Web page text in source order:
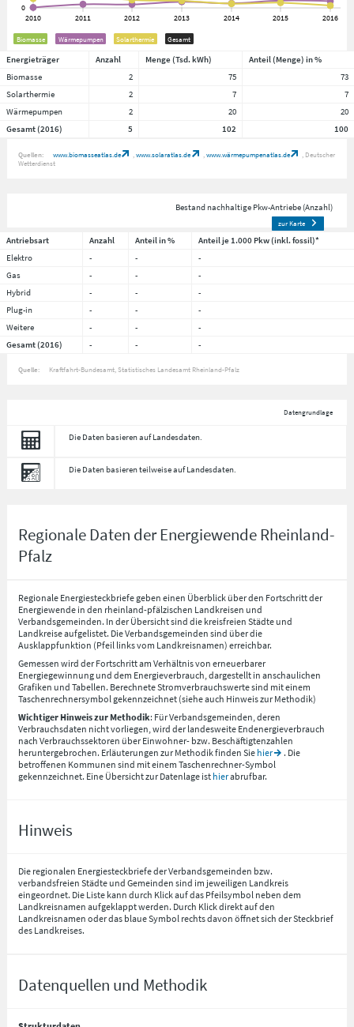
Biomasse Wärmepumpen Solarthermie Gesamt
Energieträger Anzahl Menge (Tsd. kWh)
Anteil (Menge) in %
Biomasse
2 75
73
Solarthermie
2 7
7
Wärmepumpen
2 20
20
Gesamt (2016)
5 102 100
Quellen: www.biomasseatlas.de www.solaratlas.de www.wärmepumpenatlas.de
Deutscher
Wetterdienst
Bestand nachhaltige Pkw-Antriebe (Anzahl)
zur Karte
Antriebsart Anzahl Anteil in %
Anteil je 1.000 Pkw (inkl. fossil)*
Elektro
- -
-
Gas
- -
-
Hybrid
- -
-
Plug-in
- -
-
Weitere
- -
-
Gesamt (2016)
- - -
Quelle: Kraftfahrt-Bundesamt, Statistisches Landesamt Rheinland-Pfalz
Datengrundlage
Die Daten basieren auf Landesdaten.
Die Daten basieren teilweise auf Landesdaten.
Regionale Daten der Energiewende Rheinland-
Pfalz
Regionale Energiesteckbriefe geben einen Überblick über den Fortschritt der
Energiewende in den rheinland-pfälzischen Landkreisen und
Verbandsgemeinden. In der Übersicht sind die kreisfreien Städte und
Landkreise aufgelistet. Die Verbandsgemeinden sind über die
Ausklappfunktion (Pfeil links vom Landkreisnamen) erreichbar.
Gemessen wird der Fortschritt am Verhältnis von erneuerbarer
Energiegewinnung und dem Energieverbrauch, dargestellt in anschaulichen
Grafiken und Tabellen. Berechnete Stromverbrauchswerte sind mit einem
Taschenrechnersymbol gekennzeichnet (siehe auch Hinweis zur Methodik)
Wichtiger Hinweis zur Methodik: Für Verbandsgemeinden, deren
Verbrauchsdaten nicht vorliegen, wird der landesweite Endenergieverbrauch
nach Verbrauchssektoren über Einwohner- bzw. Beschäftigtenzahlen
heruntergebrochen. Erläuterungen zur Methodik finden Sie hier
. Die
betroffenen Kommunen sind mit einem Taschenrechner-Symbol
gekennzeichnet. Eine Übersicht zur Datenlage ist hierabrufbar.
Hinweis
Die regionalen Energiesteckbriefe der Verbandsgemeinden bzw.
verbandsfreien Städte und Gemeinden sind im jeweiligen Landkreis
eingeordnet. Die Liste kann durch Klick auf das Pfeilsymbol neben dem
Landkreisnamen aufgeklappt werden. Durch Klick direkt auf den
Landkreisnamen oder das blaue Symbol rechts davon öffnet sich der Steckbrief
des Landkreises.
Datenquellen und Methodik